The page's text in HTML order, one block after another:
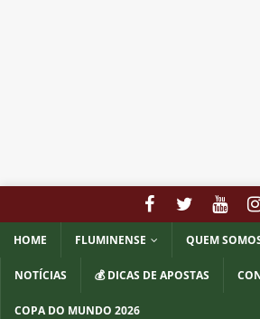
HOME FLUMINENSE QUEM
NOTÍCIAS 💰 DICAS DE APOSTAS
COPA DO MUNDO 2026